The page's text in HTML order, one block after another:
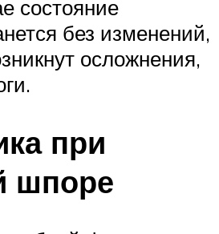
состояние
без изменений,
осложнения,
при
шпоре